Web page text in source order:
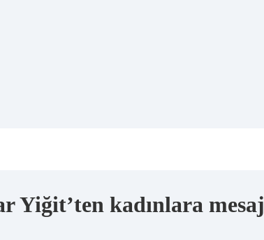
Yiğit’ten kadınlara mesaj